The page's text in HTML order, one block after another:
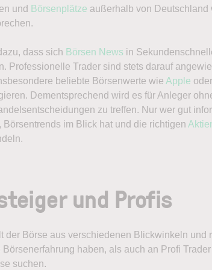
und Börsenplätze außerhalb von Deutschland
dass sich Börsen News in
Professionelle Trader sind stets darauf
beliebte Börsenwerte wie Apple oder
Dementsprechend wird es für Anleger
zu treffen. Nur wer gut
, Börsentrends im Blick hat und die richtigen
und Profis
der Börse aus verschiedenen Blickwinkeln und
haben, als auch an Profi Trader
suchen.